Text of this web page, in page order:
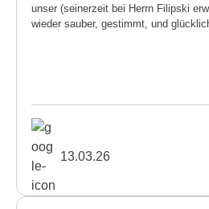
unser (seinerzeit bei Herrn Filipski
wieder sauber, gestimmt, und
13.03.26